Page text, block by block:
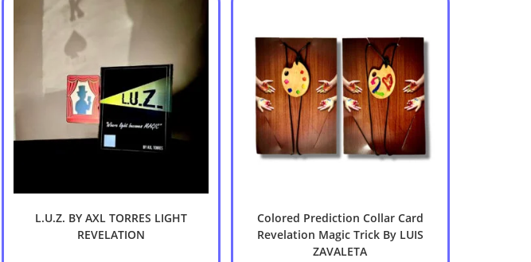
L.U.Z. BY AXL TORRES LIGHT
REVELATION
Colored Prediction Collar Card
Revelation Magic Trick By LUIS
ZAVALETA